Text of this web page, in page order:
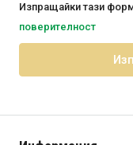
Изпращайки тази
поверителност